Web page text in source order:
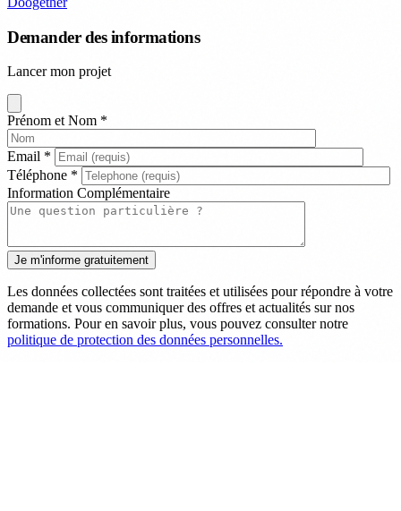
Demander des informations
Lancer mon projet
Prénom et Nom *
Email *
Téléphone *
Information Complémentaire
Les données collectées sont traitées et utilisées pour répondre à votre
demande et vous communiquer des offres et actualités sur nos
formations. Pour en savoir plus, vous pouvez consulter notre
politique de protection des données personnelles.